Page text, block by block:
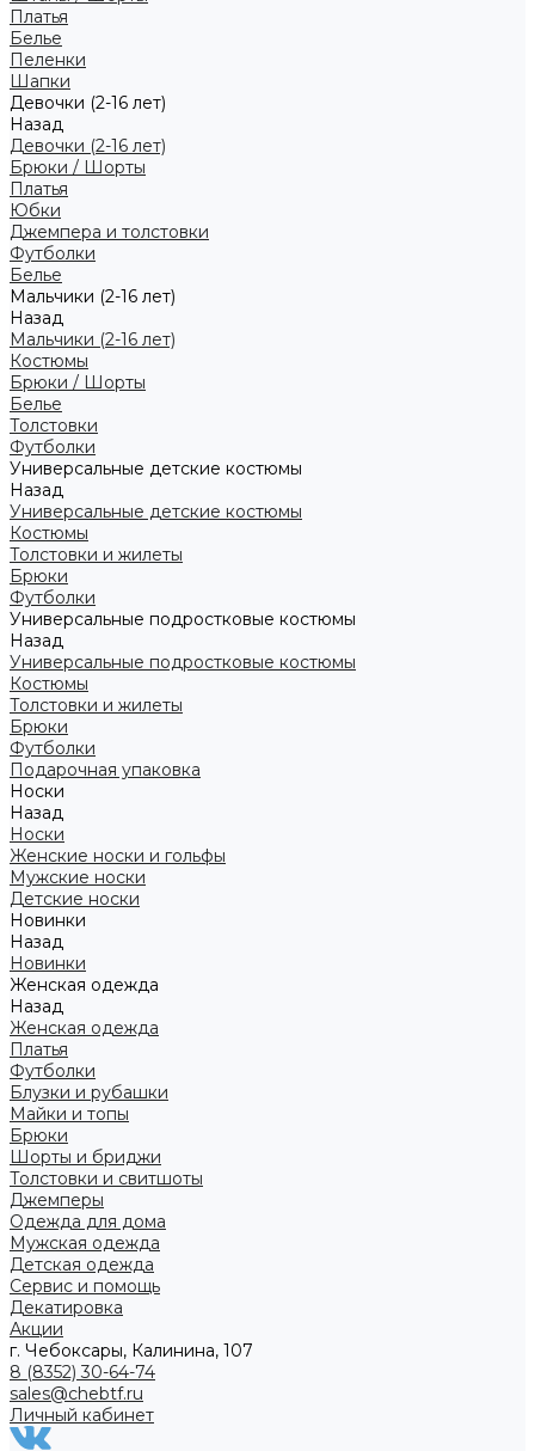
Платья
Белье
Пеленки
Шапки
Девочки (2-16 лет)
Назад
Девочки (2-16 лет)
Брюки / Шорты
Платья
Юбки
Джемпера и толстовки
Футболки
Белье
Мальчики (2-16 лет)
Назад
Мальчики (2-16 лет)
Костюмы
Брюки / Шорты
Белье
Толстовки
Футболки
Универсальные детские костюмы
Назад
Универсальные детские костюмы
Костюмы
Толстовки и жилеты
Брюки
Футболки
Универсальные подростковые костюмы
Назад
Универсальные подростковые костюмы
Костюмы
Толстовки и жилеты
Брюки
Футболки
Подарочная упаковка
Носки
Назад
Носки
Женские носки и гольфы
Мужские носки
Детские носки
Новинки
Назад
Новинки
Женская одежда
Назад
Женская одежда
Платья
Футболки
Блузки и рубашки
Майки и топы
Брюки
Шорты и бриджи
Толстовки и свитшоты
Джемперы
Одежда для дома
Мужская одежда
Детская одежда
Сервис и помощь
Декатировка
Акции
г. Чебоксары, Калинина, 107
8 (8352) 30-64-74
sales@chebtf.ru
Личный кабинет